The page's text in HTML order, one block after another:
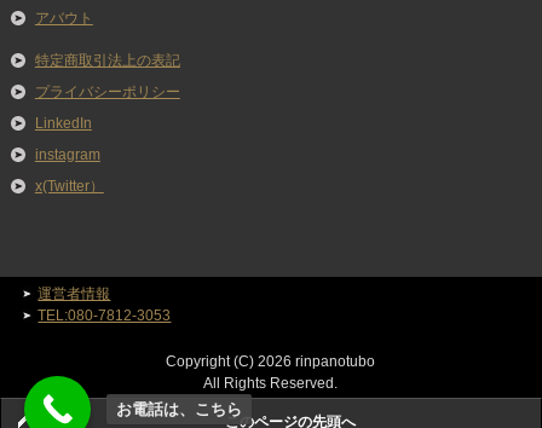
アバウト
特定商取引法上の表記
プライバシーポリシー
LinkedIn
instagram
x(Twitter）
運営者情報
TEL:080-7812-3053
Copyright (C) 2026 rinpanotubo
All Rights Reserved.
このページの先頭へ
お電話は、こちら